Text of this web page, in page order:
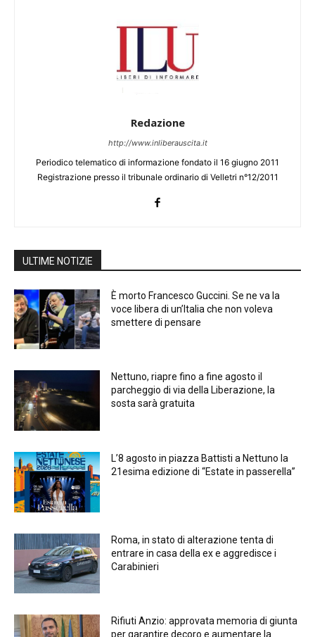
Redazione
http://www.inliberauscita.it
Periodico telematico di informazione fondato il 16 giugno 2011
Registrazione presso il tribunale ordinario di Velletri n°12/2011
ULTIME NOTIZIE
È morto Francesco Guccini. Se ne va la
voce libera di un’Italia che non voleva
smettere di pensare
Nettuno, riapre fino a fine agosto il
parcheggio di via della Liberazione, la
sosta sarà gratuita
L’8 agosto in piazza Battisti a Nettuno la
21esima edizione di “Estate in passerella”
Roma, in stato di alterazione tenta di
entrare in casa della ex e aggredisce i
Carabinieri
Rifiuti Anzio: approvata memoria di giunta
per garantire decoro e aumentare la